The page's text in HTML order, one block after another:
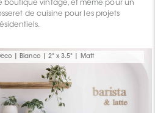
boutique vintage, et même pour un
de cuisine pour les projets
| Bianco | 2" x 3.5" | Matt